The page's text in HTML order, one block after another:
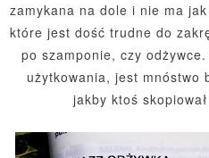
zamykana na dole i nie ma
które jest dość trudne do
po szamponie, czy
użytkowania, jest mnóstwo
jakby ktoś